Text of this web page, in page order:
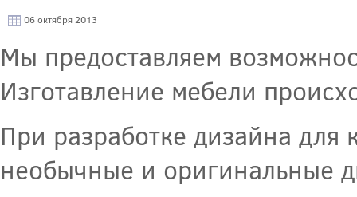
06 октября 2013
Мы предоставляем
Изготавление мебели
При разработке дизайна
необычные и оригинальные